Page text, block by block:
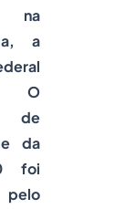
na
a
O
da
foi